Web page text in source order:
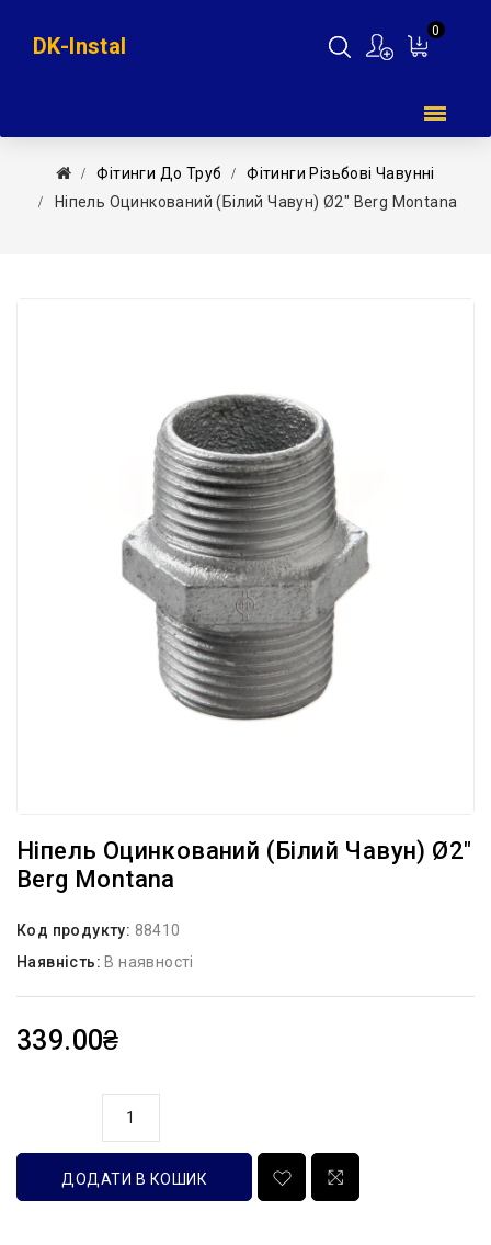
0
DK-Instal
Фітинги До Труб
Фітинги Різьбові Чавунні
Ніпель Оцинкований (білий Чавун) Ø2″ Berg Montana
Ніпель Оцинкований (білий Чавун) Ø2″
Berg Montana
Код продукту: 88410
Наявність: В наявності
339.00₴
ДОДАТИ В КОШИК